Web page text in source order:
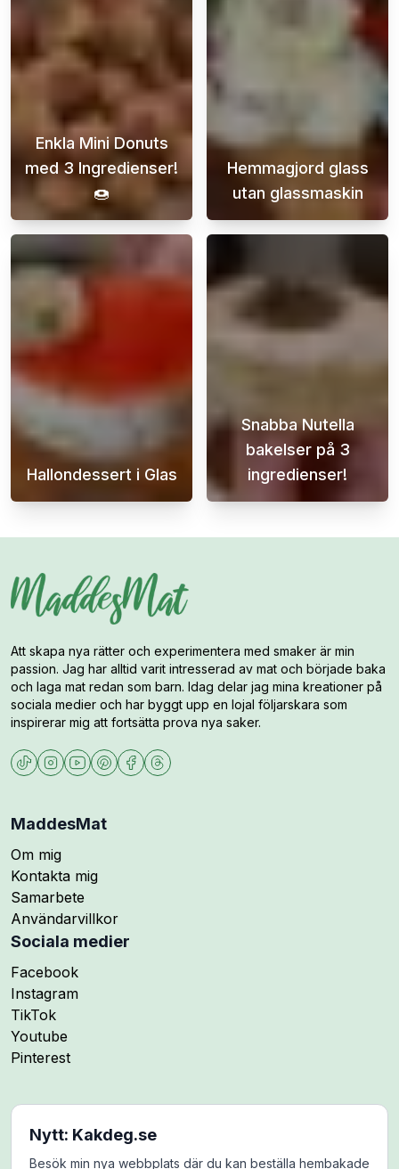
Enkla Mini Donuts
med 3 Ingredienser!
🍩
Upptäck enkla och läckra mini donuts
Hemmagjord glass
utan glassmaskin
Att göra
Hallondessert i Glas
Denna himmelska hallondessert i glas är
Snabba Nutella
bakelser på 3
ingredienser!
Denna lätta
Att skapa nya rätter och experimentera med smaker är min
passion. Jag har alltid varit intresserad av mat och började baka
och laga mat redan som barn. Idag delar jag mina kreationer på
sociala medier och har byggt upp en lojal följarskara som
inspirerar mig att fortsätta prova nya saker.
MaddesMat
Om mig
Kontakta mig
Samarbete
Användarvillkor
Sociala medier
Följ mig på
Facebook
Följ mig på
Instagram
Följ mig på
TikTok
Följ mig på
Youtube
Följ mig på
Pinterest
Nytt: Kakdeg.se
Besök min nya webbplats där du kan beställa hembakade